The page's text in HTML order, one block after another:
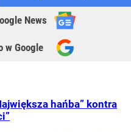
News
w Google
hańba” kontra